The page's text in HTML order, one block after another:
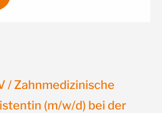
/ Zahnmedizinische
(m/w/d) bei der